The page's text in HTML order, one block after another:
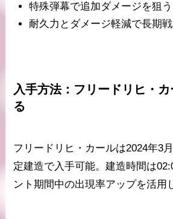
特殊弾幕で追加ダメージを狙う
耐久力とダメージ軽減で長期戦
入手方法：フリードリヒ・
る
フリードリヒ・カールは2024年3
定建造で入手可能。建造時間は
ント期間中の出現率アップを活用